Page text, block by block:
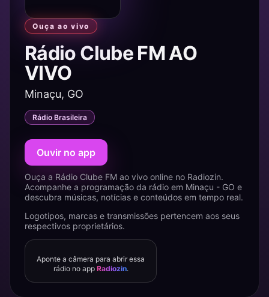
Ouça ao vivo
Rádio Clube FM AO
VIVO
Minaçu, GO
Rádio Brasileira
Ouvir no app
Ouça a Rádio Clube FM ao vivo online no Radiozin.
Acompanhe a programação da rádio em Minaçu - GO e
descubra músicas, notícias e conteúdos em tempo real.
Logotipos, marcas e transmissões pertencem aos seus
respectivos proprietários.
Aponte a câmera para abrir essa
rádio no app Radiozin.